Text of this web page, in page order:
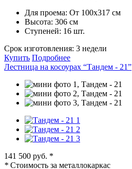
Для проема: От 100х317 см
Высота: 306 см
Ступеней: 16 шт.
Срок изготовления: 3 недели
Купить Подробнее
Лестница на косоурах “Тандем - 21”
141 500 руб. *
* Стоимость за металлокаркас